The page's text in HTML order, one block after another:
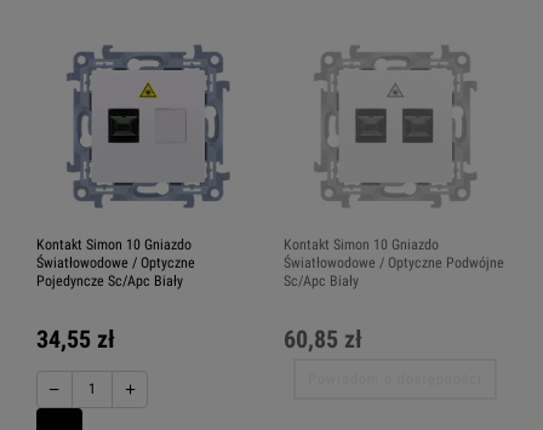
Kontakt Simon 10 Gniazdo
Światłowodowe / Optyczne
Pojedyncze Sc/Apc Biały
34,55 zł
− +
Kontakt Simon 10 Gniazdo
Światłowodowe / Optyczne Podwójne
Sc/Apc Biały
60,85 zł